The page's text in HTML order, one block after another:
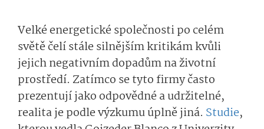
Velké energetické společnosti po celém
světě čelí stále silnějším kritikám kvůli
jejich negativním dopadům na životní
prostředí. Zatímco se tyto firmy často
prezentují jako odpovědné a udržitelné,
realita je podle výzkumu úplně jiná. Studie,